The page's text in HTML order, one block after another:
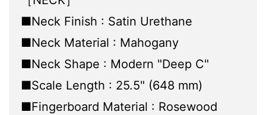
■Neck Finish : Satin Urethane
■Neck Material : Mahogany
■Neck Shape : Modern "Deep C"
■Scale Length : 25.5" (648 mm)
■Fingerboard Material : Rosewood